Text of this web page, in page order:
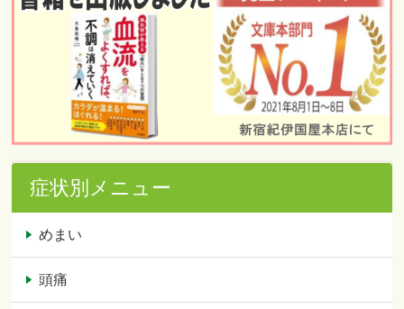
症状別メニュー
めまい
頭痛